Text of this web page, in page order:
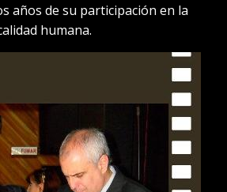
años de su participación en la
humana.